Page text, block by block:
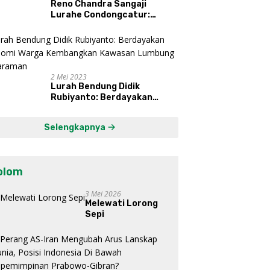
Reno Chandra Sangaji
Lurahe Condongcatur:
Proses, Dengarkan Suara
Masyarakat, dan Syukuri
Hasil
2 Mei 2023
Lurah Bendung Didik
Rubiyanto: Berdayakan
Mataraman
Selengkapnya
3 Mei 2026
Melewati Lorong
Sepi